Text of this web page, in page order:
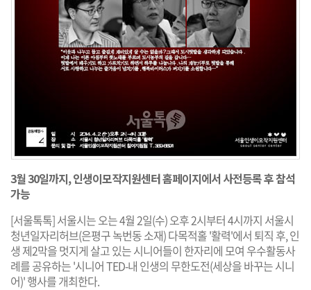
3월 30일까지, 인생이모작지원센터 홈페이지에서 사전등록 후 참석
가능
[서울톡톡] 서울시는 오는 4월 2일(수) 오후 2시부터 4시까지 서울시
청년일자리허브(은평구 녹번동 소재) 다목적홀 '활력'에서 퇴직 후, 인
생 제2막을 멋지게 살고 있는 시니어들이 한자리에 모여 우수활동사
례를 공유하는 '시니어 TED-내 인생의 무한도전(세상을 바꾸는 시니
어)' 행사를 개최한다.